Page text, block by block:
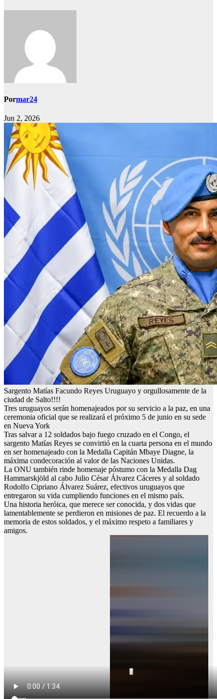
Pormar24
Jun 2, 2026
Sargento Matías Facundo Reyes Uruguayo y orgullosamente de la
ciudad de Salto!!!!
Tres uruguayos serán homenajeados por su servicio a la paz, en una
ceremonia oficial que se realizará el próximo 5 de junio en su sede
en Nueva York
Tras salvar a 12 soldados bajo fuego cruzado en el Congo, el
sargento Matías Reyes se convirtió en la cuarta persona en el mundo
en ser homenajeado con la Medalla Capitán Mbaye Diagne, la
máxima condecoración al valor de las Naciones Unidas.
La ONU también rinde homenaje póstumo con la Medalla Dag
Hammarskjöld al cabo Julio César Álvarez Cáceres y al soldado
Rodolfo Cipriano Álvarez Suárez, efectivos uruguayos que
entregaron su vida cumpliendo funciones en el mismo país.
Una historia heróica, que merece ser conocida, y dos vidas que
lamentablemente se perdieron en misiones de paz. El recuerdo a la
memoria de estos soldados, y el máximo respeto a familiares y
amigos.